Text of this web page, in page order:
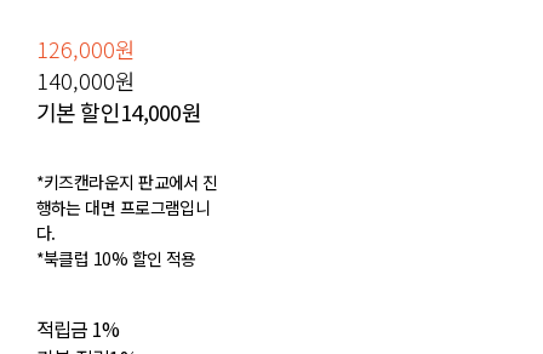
126,000원
140,000원
기본 할인14,000원
*키즈캔라운지 판교에서 진
행하는 대면 프로그램입니
다.
*북클럽 10% 할인 적용
적립금 1%